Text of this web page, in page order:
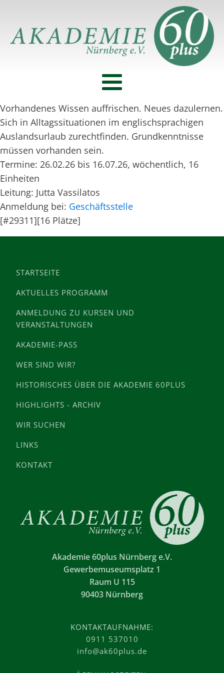
Vorhandenes Wissen auffrischen. Neues dazulernen.
Sich in Alltagssituationen im englischsprachigen
Auslandsurlaub zurechtfinden. Grundkenntnisse
müssen vorhanden sein.
Termine: 26.02.26 bis 16.07.26, wöchentlich, 16
Einheiten
Leitung: Jutta Vassilatos
Anmeldung bei: Geschäftsstelle
[#29311][16 Plätze]
STARTSEITE
AKTUELLES PROGRAMM
ANMELDUNG ZU KURSEN UND
VERANSTALTUNGEN
AKADEMIE-PASS
WER SIND WIR?
HISTORISCHES ÜBER DIE AKADEMIE 60PLUS
HIGHLIGHTS - ARCHIV
WIR SUCHEN
LINKS
KONTAKT
Akademie 60plus Nürnberg e.V.
Gewerbemuseumsplatz 1
Raum U 115
90403 Nürnberg
KONTAKTAUFNAHME:
0911 537010
info@ak60plus.de